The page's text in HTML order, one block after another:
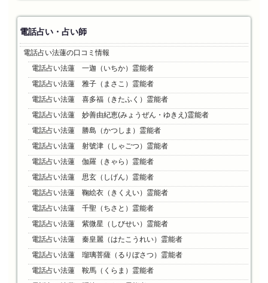
電話占い・占い師
電話占い法蓮の口コミ情報
電話占い法蓮 一迦（いちか）霊能者
電話占い法蓮 雅子（まさこ）霊能者
電話占い法蓮 喜多福（きたふく）霊能者
電話占い法蓮 妙善由紀恵(みょうぜん・ゆきえ)霊能者
電話占い法蓮 勝島（かつしま）霊能者
電話占い法蓮 射號津（しゃごつ）霊能者
電話占い法蓮 伽羅（きゃら）霊能者
電話占い法蓮 思玄（しげん）霊能者
電話占い法蓮 鞠絵衣（きくえい）霊能者
電話占い法蓮 千聖（ちさと）霊能者
電話占い法蓮 紫微星（しびせい）霊能者
電話占い法蓮 秦皇麗（はたこうれい）霊能者
電話占い法蓮 瑠璃菩薩（るりぼさつ）霊能者
電話占い法蓮 鞍馬（くらま）霊能者